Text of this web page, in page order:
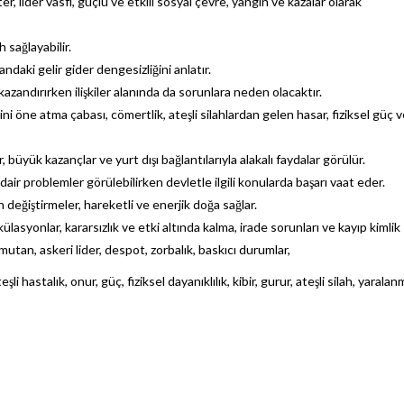
sağlayabilir.
gelir gider dengesizliğini anlatır.
ilişkiler alanında da sorunlara neden olacaktır.
öne atma çabası, cömertlik, ateşli silahlardan gelen hasar, fiziksel güç
kazançlar ve yurt dışı bağlantılarıyla alakalı faydalar görülür.
problemler görülebilirken devletle ilgili konularda başarı vaat eder.
değiştirmeler, hareketli ve enerjik doğa sağlar.
kararsızlık ve etki altında kalma, irade sorunları ve kayıp kimlik
askeri lider, despot, zorbalık, baskıcı durumlar,
hastalık, onur, güç, fiziksel dayanıklılık, kibir, gurur, ateşli silah,